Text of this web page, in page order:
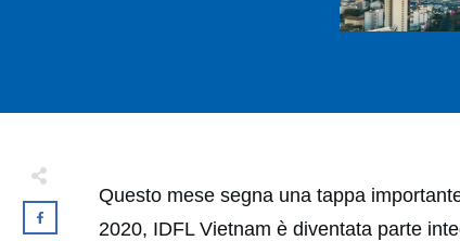
Questo mese segna una tappa
2020, IDFL Vietnam è diventata parte